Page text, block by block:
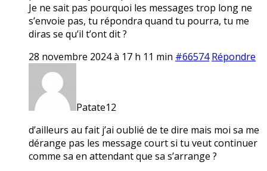
Je ne sait pas pourquoi les messages trop long ne
s’envoie pas, tu répondra quand tu pourra, tu me
diras se qu’il t’ont dit ?
28 novembre 2024 à 17 h 11 min #66574 Répondre
Patate12
d’ailleurs au fait j’ai oublié de te dire mais moi sa me
dérange pas les message court si tu veut continuer
comme sa en attendant que sa s’arrange ?